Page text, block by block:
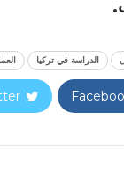
الدراسة في تركيا